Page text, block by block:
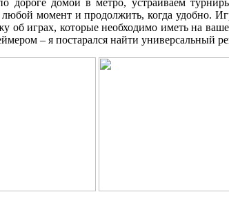
домой в метро, устраиваем
момент и продолжить, когда удобно.
об играх, которые необходимо иметь на
– я постарался найти универсальный